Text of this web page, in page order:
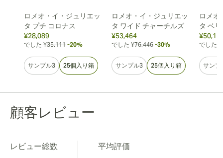
ロメオ・イ・ジュリエッ
タ プチ コロナス
¥28,089
でした ¥35,111 -20%
サンプル3 25個入り箱
ロメオ・イ・ジュリエッ
タ ワイド チャーチルズ
¥53,464
でした ¥76,446 -30%
サンプル3 25個入り箱
ロメオ
タ ベ
でした
サンプ
顧客レビュー
レビュー総数 平均評価